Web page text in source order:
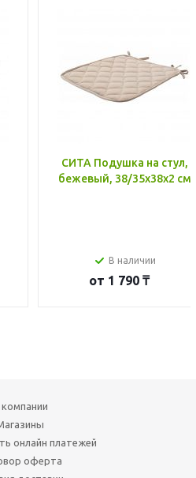
СИТА Подушка на стул,
бежевый, 38/35x38x2 см
В наличии
от 1 790 ₸
онлайн платежей
оферта